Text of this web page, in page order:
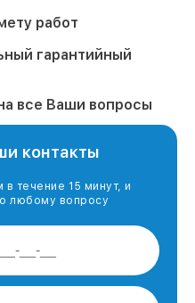
работ
гарантийный
все Ваши вопросы
контакты
течение 15 минут, и
любому вопросу